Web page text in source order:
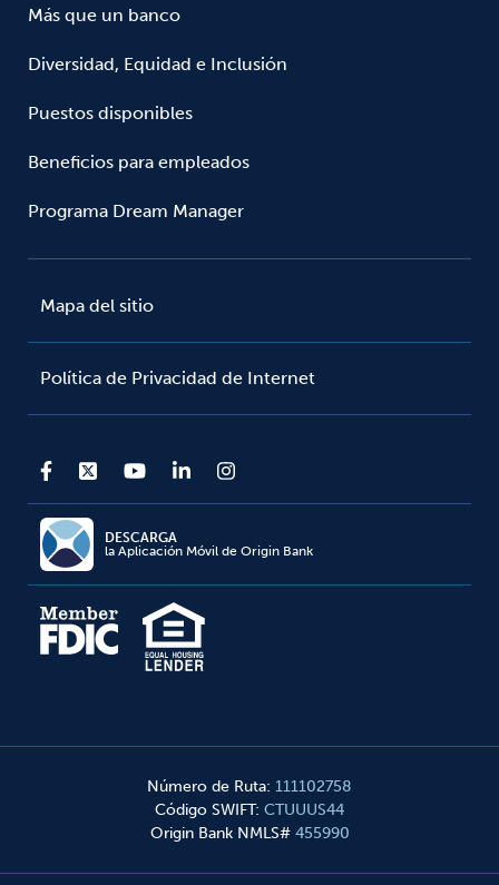
Más que un banco
Diversidad, Equidad e Inclusión
Puestos disponibles
Beneficios para empleados
Programa Dream Manager
Mapa del sitio
Política de Privacidad de Internet
DESCARGA
la Aplicación Móvil de Origin Bank
Número de Ruta: 111102758
Código SWIFT: CTUUUS44
Origin Bank NMLS# 455990